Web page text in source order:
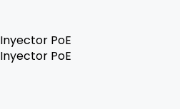
Inyector PoE
Inyector PoE